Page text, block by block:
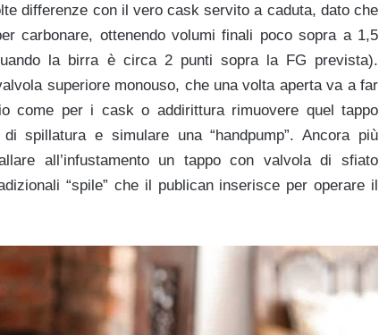
differenze con il vero cask servito a caduta, dato che
carbonare, ottenendo volumi finali poco sopra a 1,5
la birra è circa 2 punti sopra la FG prevista).
superiore monouso, che una volta aperta va a far
come per i cask o addirittura rimuovere quel tappo
spillatura e simulare una “handpump”. Ancora più
all’infustamento un tappo con valvola di sfiato
“spile” che il publican inserisce per operare il